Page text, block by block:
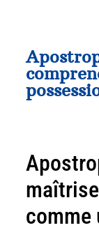
comme